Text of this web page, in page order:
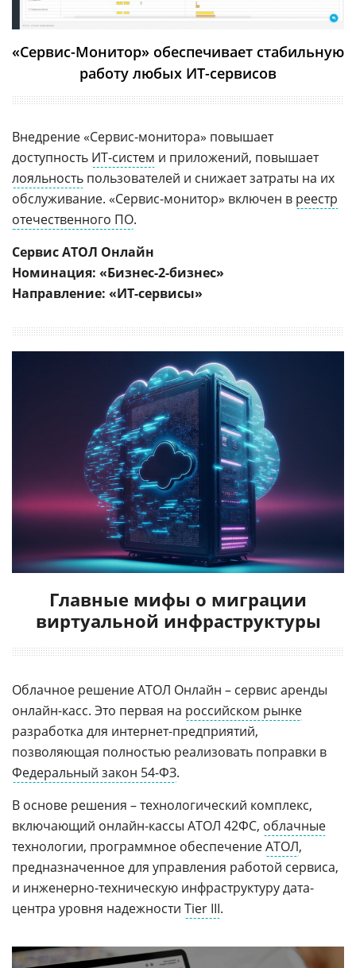
«Сервис-Монитор» обеспечивает стабильную
работу любых ИТ-сервисов
Внедрение «Сервис-монитора» повышает
доступность ИТ-систем и приложений, повышает
лояльность пользователей и снижает затраты на их
обслуживание. «Сервис-монитор» включен в реестр
отечественного ПО.
Сервис АТОЛ Онлайн
Номинация: «Бизнес-2-бизнес»
Направление: «ИТ-сервисы»
Главные мифы о миграции
виртуальной инфраструктуры
Облачное решение АТОЛ Онлайн – сервис аренды
онлайн-касс. Это первая на российском рынке
разработка для интернет-предприятий,
позволяющая полностью реализовать поправки в
Федеральный закон 54-ФЗ.
В основе решения – технологический комплекс,
включающий онлайн-кассы АТОЛ 42ФС, облачные
технологии, программное обеспечениеАТОЛ,
предназначенное для управления работой сервиса,
и инженерно-техническую инфраструктуру дата-
центра уровня надежности Tier III.